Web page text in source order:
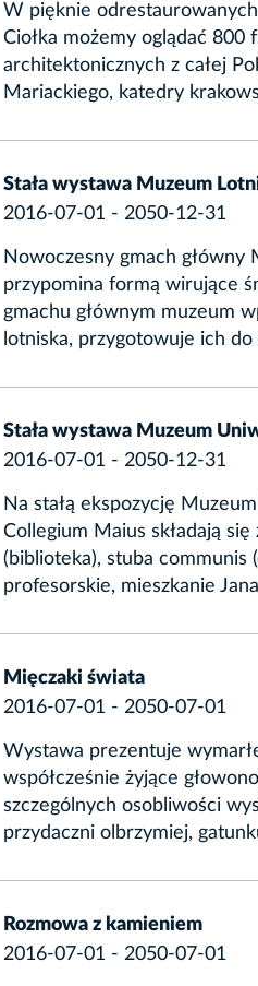
W pięknie
Ciołka możemy oglądać
architektonicznych z całej
Mariackiego, katedry
Stała wystawa Muzeum
2016-07-01 - 2050-12-31
Nowoczesny gmach główny
przypomina formą wirujące
gmachu głównym muzeum
lotniska, przygotowuje ich
Stała wystawa Muzeum
2016-07-01 - 2050-12-31
Na stałą ekspozycję
Collegium Maius składają
(biblioteka), stuba communis
profesorskie, mieszkanie
Mięczaki świata
2016-07-01 - 2050-07-01
Wystawa prezentuje
współcześnie żyjące
szczególnych osobliwości
przydaczni olbrzymiej,
Rozmowa z kamieniem
2016-07-01 - 2050-07-01